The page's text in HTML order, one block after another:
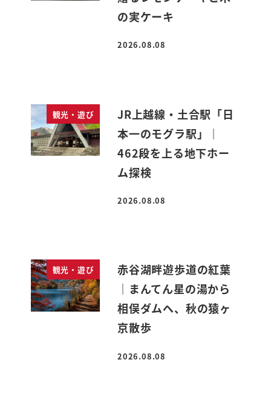
の実ケーキ
投稿日
2026.08.08
観光・遊び
JR上越線・土合駅「日
本一のモグラ駅」｜
462段を上る地下ホー
ム探検
投稿日
2026.08.08
観光・遊び
赤谷湖畔遊歩道の紅葉
｜まんてん星の湯から
相俣ダムへ、秋の猿ヶ
京散歩
投稿日
2026.08.08